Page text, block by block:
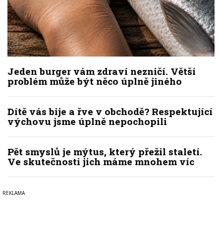
Jeden burger vám zdraví nezničí. Větší
problém může být něco úplně jiného
Dítě vás bije a řve v obchodě? Respektující
výchovu jsme úplně nepochopili
Pět smyslů je mýtus, který přežil staletí.
Ve skutečnosti jich máme mnohem víc